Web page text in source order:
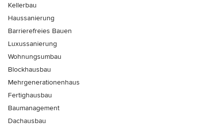
Kellerbau
Haussanierung
Barrierefreies Bauen
Luxussanierung
Wohnungsumbau
Blockhausbau
Mehrgenerationenhaus
Fertighausbau
Baumanagement
Dachausbau